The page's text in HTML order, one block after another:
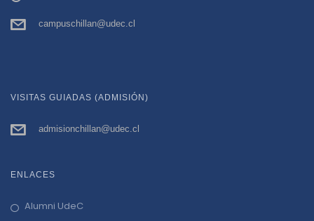
campuschillan@udec.cl
VISITAS GUIADAS (ADMISIÓN)
admisionchillan@udec.cl
ENLACES
Alumni UdeC